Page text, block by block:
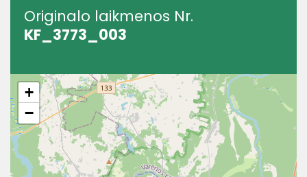
Originalo laikmenos Nr.
KF_3773_003
+
−